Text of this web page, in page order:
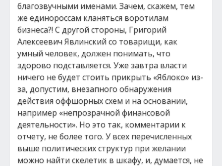
благозвучными именами. Зачем, скажем, тем
же единороссам кланяться воротилам
бизнеса?! С другой стороны, Григорий
Алексеевич Явлинский со товарищи, как
умный человек, должен понимать, что
здорово подставляется. Уже завтра власти
ничего не будет стоить прикрыть «Яблоко» из-
за, допустим, внезапного обнаружения
действия оффшорных схем и на основании,
например «непрозрачной финансовой
деятельности». Но это так, комментарии к
отчету, не более того. У всех перечисленных
выше политических структур при желании
можно найти скелетик в шкафу, и, думается, не